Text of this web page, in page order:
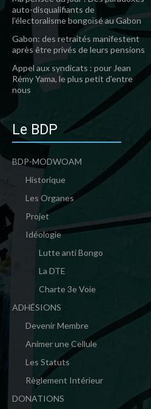
auto-disqualifiants de
l’électoralisme bongoïsé au Gabon
Gabon: des retraités manifestent
après être privés de leurs pensions
Appel aux syndicats : pour Jean
Rémy Yama, le plus petit d’entre
nous
Le BDP
BDP-MODWOAM
Historique
Les Organes
Projet
Idéologie
Lutte anti Bongo
La DTE
Charte 3e Voie
ADHÉSIONS
Devenir Membre
Animer une Cellule
Les Statuts
Règlement Intérieur
DONATIONS